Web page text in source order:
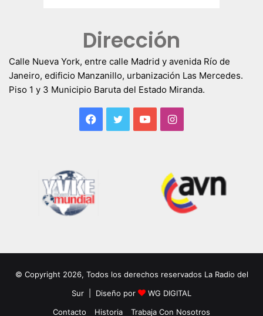
Dirección
Calle Nueva York, entre calle Madrid y avenida Río de
Janeiro, edificio Manzanillo, urbanización Las Mercedes.
Piso 1 y 3 Municipio Baruta del Estado Miranda.
Facebook
TwitterYouTubeInstagram
© Copyright 2026, Todos los derechos reservados La Radio del
Sur | Diseño por
WG DIGITAL
Contacto
Historia Trabaja Con Nosotros